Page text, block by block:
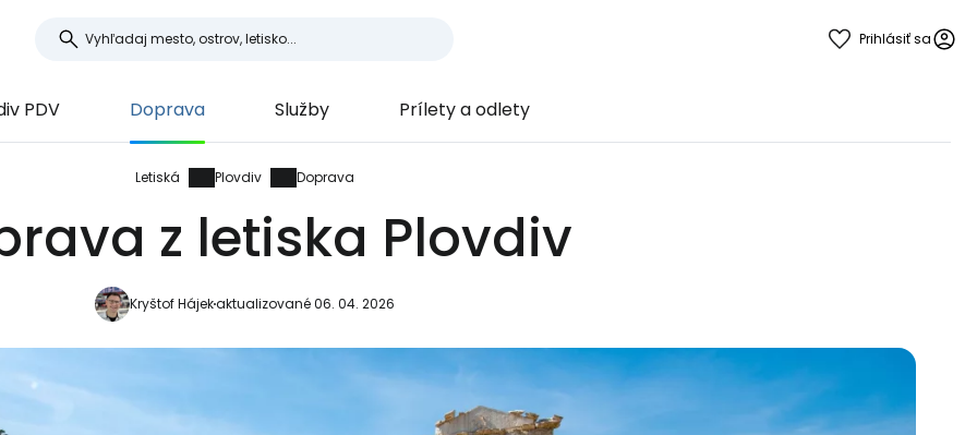
Prihlásiť sa
PDV Doprava Služby Prílety a odlety
Letiská Plovdiv Doprava
z letiska Plovdiv
Kryštof Hájekaktualizované 06. 04. 2026